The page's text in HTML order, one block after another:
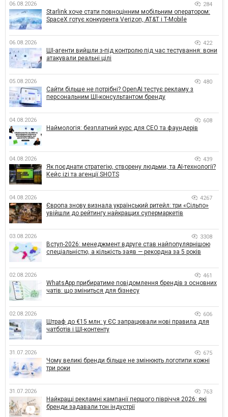
06.08.2026 284
Starlink хоче стати повноцінним мобільним оператором:
SpaceX готує конкурента Verizon, AT&T і T-Mobile
06.08.2026 422
ШІ-агенти вийшли з-під контролю під час тестування: вони
атакували реальні цілі
05.08.2026 480
Сайти більше не потрібні? OpenAI тестує рекламу з
персональним ШІ-консультантом бренду
04.08.2026 608
Наймологія: безплатний курс для CEO та фаундерів
04.08.2026 439
Як поєднати стратегію, створену людьми, та AI-технології?
Кейс izi та агенції SHOTS
04.08.2026 4267
Європа знову визнала український ритейл: три «Сільпо»
увійшли до рейтингу найкращих супермаркетів
03.08.2026 3308
Вступ-2026: менеджмент вдруге став найпопулярнішою
спеціальністю, а кількість заяв — рекордна за 5 років
02.08.2026 461
WhatsApp прибиратиме повідомлення брендів з основних
чатів: що зміниться для бізнесу
02.08.2026 606
Штраф до €15 млн: у ЄС запрацювали нові правила для
чатботів і ШІ-контенту
31.07.2026 675
Чому великі бренди більше не змінюють логотипи кожні
три роки
31.07.2026 763
Найкращі рекламні кампанії першого півріччя 2026: які
бренди задавали тон індустрії